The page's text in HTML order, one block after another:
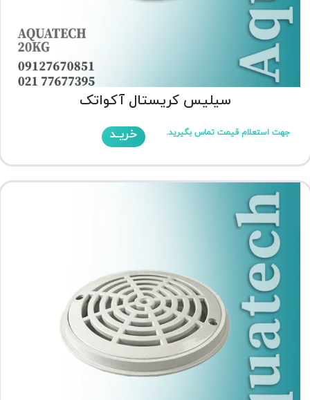
سیلیس کریستال آکواتک
جهت استعلام قیمت تماس بگیرید. خریـد